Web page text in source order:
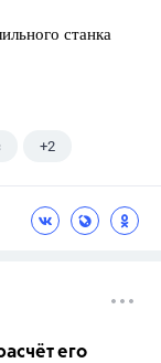
станка
+2
его